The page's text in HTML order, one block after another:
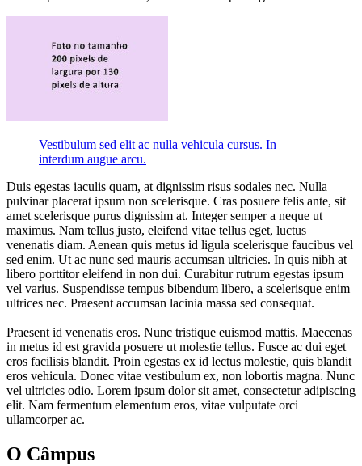
Vestibulum sed elit ac nulla vehicula cursus. In
interdum augue arcu.
Duis egestas iaculis quam, at dignissim risus sodales nec. Nulla
pulvinar placerat ipsum non scelerisque. Cras posuere felis ante, sit
amet scelerisque purus dignissim at. Integer semper a neque ut
maximus. Nam tellus justo, eleifend vitae tellus eget, luctus
venenatis diam. Aenean quis metus id ligula scelerisque faucibus vel
sed enim. Ut ac nunc sed mauris accumsan ultricies. In quis nibh at
libero porttitor eleifend in non dui. Curabitur rutrum egestas ipsum
vel varius. Suspendisse tempus bibendum libero, a scelerisque enim
ultrices nec. Praesent accumsan lacinia massa sed consequat.
Praesent id venenatis eros. Nunc tristique euismod mattis. Maecenas
in metus id est gravida posuere ut molestie tellus. Fusce ac dui eget
eros facilisis blandit. Proin egestas ex id lectus molestie, quis blandit
eros vehicula. Donec vitae vestibulum ex, non lobortis magna. Nunc
vel ultricies odio. Lorem ipsum dolor sit amet, consectetur adipiscing
elit. Nam fermentum elementum eros, vitae vulputate orci
ullamcorper ac.
O Câmpus